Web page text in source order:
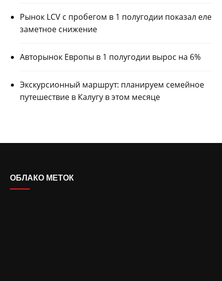
Рынок LCV с пробегом в 1 полугодии показал еле
заметное снижение
Авторынок Европы в 1 полугодии вырос на 6%
Экскурсионный маршрут: планируем семейное
путешествие в Калугу в этом месяце
ОБЛАКО МЕТОК